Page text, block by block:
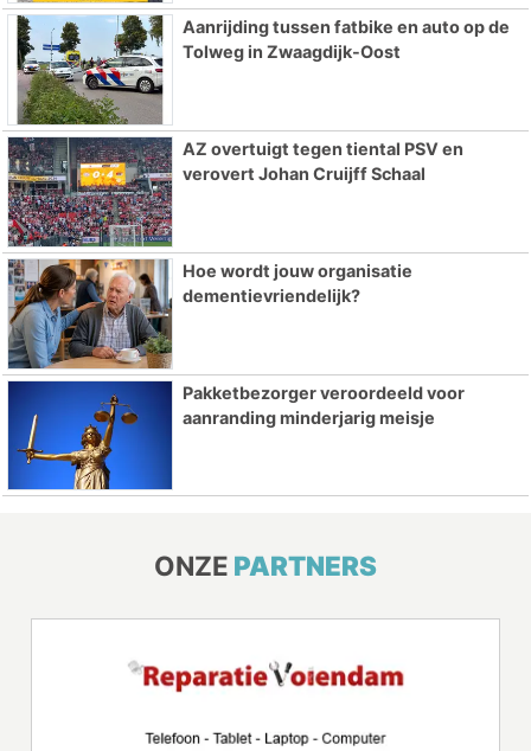
Aanrijding tussen fatbike en auto op de
Tolweg in Zwaagdijk-Oost
AZ overtuigt tegen tiental PSV en
verovert Johan Cruijff Schaal
Hoe wordt jouw organisatie
dementievriendelijk?
Pakketbezorger veroordeeld voor
aanranding minderjarig meisje
ONZE PARTNERS